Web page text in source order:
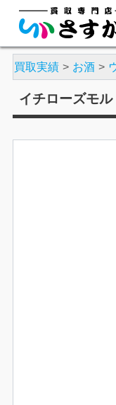
買取実績 お酒
イチローズモ